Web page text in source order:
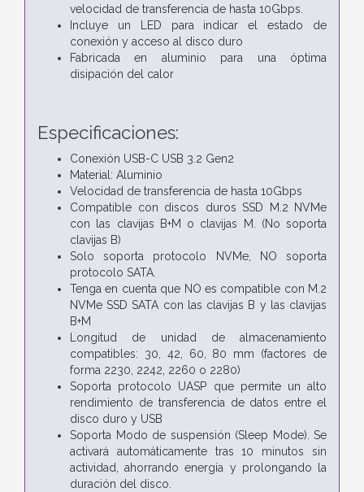
velocidad de transferencia de hasta 10Gbps.
Incluye un LED para indicar el estado de
conexión y acceso al disco duro
Fabricada en aluminio para una óptima
disipación del calor
Especificaciones:
Conexión USB-C USB 3.2 Gen2
Material: Aluminio
Velocidad de transferencia de hasta 10Gbps
Compatible con discos duros SSD M.2 NVMe
con las clavijas B+M o clavijas M. (No soporta
clavijas B)
Solo soporta protocolo NVMe, NO soporta
protocolo SATA.
Tenga en cuenta que NO es compatible con M.2
NVMe SSD SATA con las clavijas B y las clavijas
B+M
Longitud de unidad de almacenamiento
compatibles: 30, 42, 60, 80 mm (factores de
forma 2230, 2242, 2260 o 2280)
Soporta protocolo UASP que permite un alto
rendimiento de transferencia de datos entre el
disco duro y USB
Soporta Modo de suspensión (Sleep Mode). Se
activará automáticamente tras 10 minutos sin
actividad, ahorrando energía y prolongando la
duración del disco.